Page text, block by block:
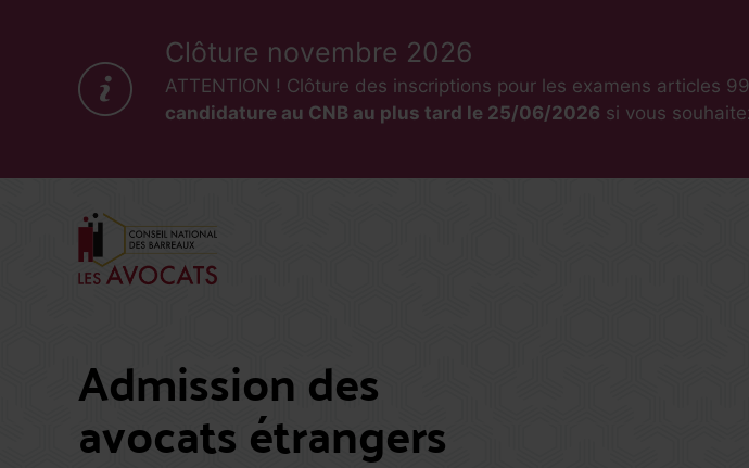
Clôture novembre 2026
ATTENTION ! Clôture des inscriptions pour les examens articles
candidature au CNB au plus tard le 25/06/2026 si vous
Admission des
avocats étrangers